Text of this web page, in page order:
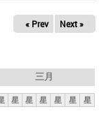
« Prev Next »
三月
星 星 星 星 星 星